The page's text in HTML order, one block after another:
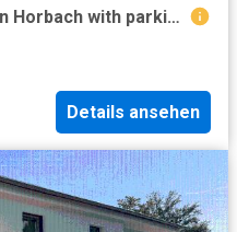
1 room apartment in Aachen Horbach with parking space, Aachen Amsterdam Apartments for Rent
Details ansehen